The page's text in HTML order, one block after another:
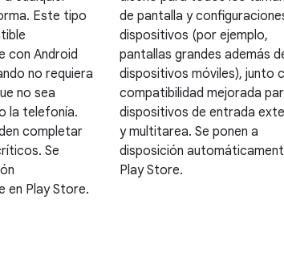
Este tipo
con Android
no requiera
no sea
la telefonía.
completar
Se
en Play Store.
de pantalla y
dispositivos (por ejemplo,
pantallas grandes además
dispositivos móviles), junto
compatibilidad mejorada
dispositivos de entrada
y multitarea. Se ponen a
disposición
Play Store.